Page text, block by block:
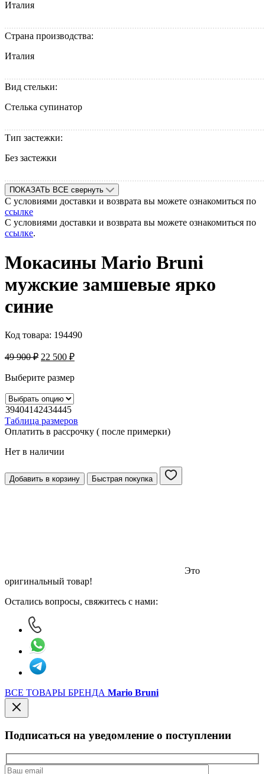
Италия
Страна производства:
Италия
Вид стельки:
Стелька супинатор
Тип застежки:
Без застежки
ПОКАЗАТЬ ВСЕ свернуть
С условиями доставки и возврата вы можете ознакомиться по
ссылке
С условиями доставки и возврата вы можете ознакомиться по
ссылке.
Мокасины Mario Bruni
мужские замшевые ярко
синие
Код товара: 194490
49 900₽ 22 500 ₽
Выберите размер
39404142434445
Таблица размеров
Оплатить в рассрочку ( после примерки)
Нет в наличии
Добавить в корзину Быстрая покупка
Это
оригинальный товар!
Остались вопросы, свяжитесь с нами:
ВСЕ ТОВАРЫ БРЕНДА Mario Bruni
Подписаться на уведомление о поступлении